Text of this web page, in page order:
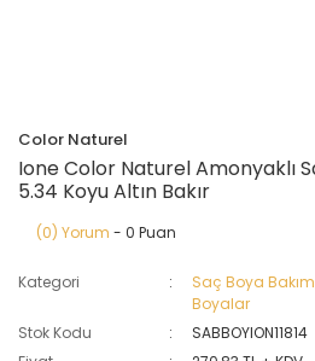
Color Naturel
Ione Color Naturel Amonyaklı
5.34 Koyu Altın Bakır
(0) Yorum - 0 Puan
Kategori Saç Boya Bakım
Boyalar
Stok Kodu
SABBOYION11814